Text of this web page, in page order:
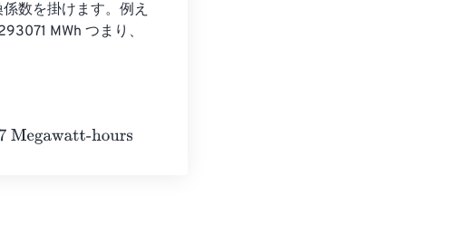
数を掛けます。例え
MWh つまり、